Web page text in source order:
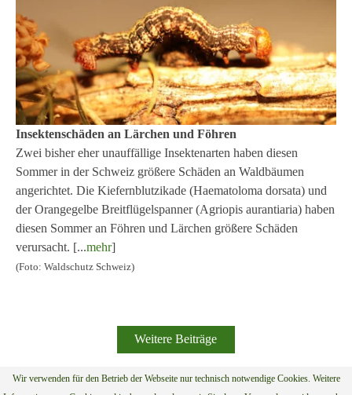
Insektenschäden an Lärchen und Föhren
Zwei bisher eher unauffällige Insektenarten haben diesen
Sommer in der Schweiz größere Schäden an Waldbäumen
angerichtet. Die Kiefernblutzikade (Haematoloma dorsata) und
der Orangegelbe Breitflügelspanner (Agriopis aurantiaria) haben
diesen Sommer an Föhren und Lärchen größere Schäden
verursacht. [...mehr]
(Foto: Waldschutz Schweiz)
Weitere Beiträge
Wir verwenden für den Betrieb der Webseite nur technisch notwendige Cookies. Weitere